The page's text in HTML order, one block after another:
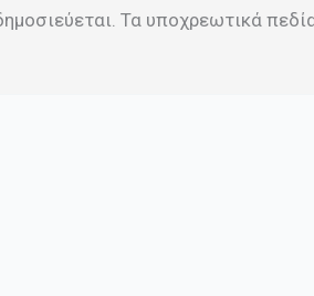
Τα υποχρεωτικά